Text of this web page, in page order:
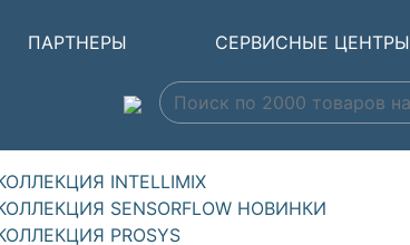
ПАРТНЕРЫ СЕРВИСНЫЕ ЦЕНТРЫ
INTELLIMIX
SENSORFLOW НОВИНКИ
PROSYS